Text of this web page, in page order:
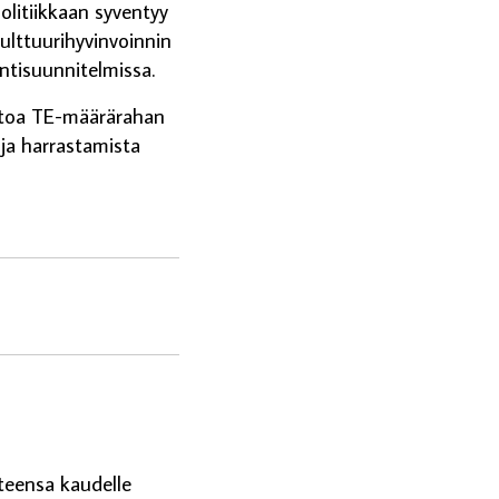
syventyy
TE-määrärahan
harrastamista
kaudelle